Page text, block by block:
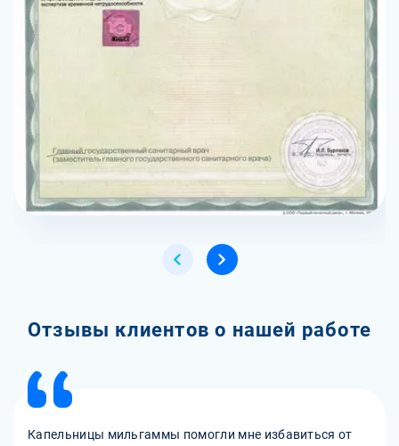
Отзывы клиентов о нашей работе
Капельницы мильгаммы помогли мне избавиться от